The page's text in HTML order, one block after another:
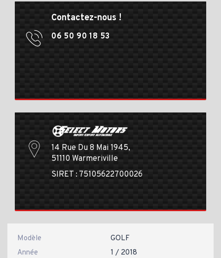
Contactez-nous !
06 50 90 18 53
14 Rue Du 8 Mai 1945,
51110 Warmeriville
SIRET : 75105622700026
Modèle
GOLF
Année
1 / 2018